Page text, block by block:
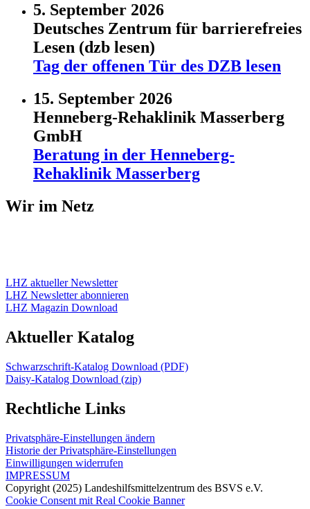
5. September 2026
Deutsches Zentrum für barrierefreies
Lesen (dzb lesen)
Tag der offenen Tür des DZB lesen
15. September 2026
Henneberg-Rehaklinik Masserberg
GmbH
Beratung in der Henneberg-
Rehaklinik Masserberg
Wir im Netz
LHZ aktueller Newsletter
LHZ Newsletter abonnieren
LHZ Magazin Download
Aktueller Katalog
Schwarzschrift-Katalog Download (PDF)
Daisy-Katalog Download (zip)
Rechtliche Links
Privatsphäre-Einstellungen ändern
Historie der Privatsphäre-Einstellungen
Einwilligungen widerrufen
IMPRESSUM
Copyright (2025) Landeshilfsmittelzentrum des BSVS e.V.
Cookie Consent mit Real Cookie Banner